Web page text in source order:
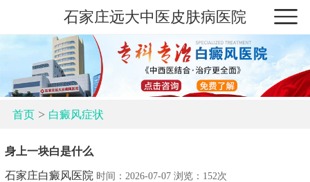
石家庄远大中医皮肤病医院
首页> 白癜风症状
身上一块白是什么
石家庄白癜风医院 时间：2026-07-07 浏览： 152次